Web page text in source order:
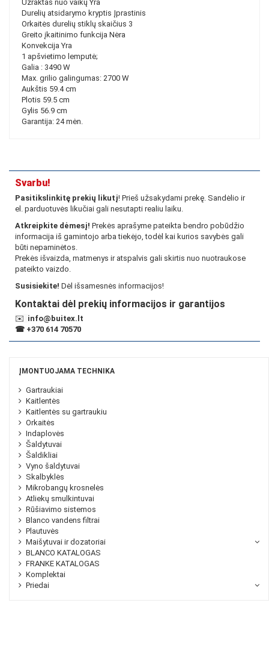
Užraktas nuo vaikų Yra
Durelių atsidarymo kryptis Įprastinis
Orkaitės durelių stiklų skaičius 3
Greito įkaitinimo funkcija Nėra
Konvekcija Yra
1 apšvietimo lemputė;
Galia : 3490 W
Max. grilio galingumas: 2700 W
Aukštis 59.4 cm
Plotis 59.5 cm
Gylis 56.9 cm
Garantija: 24 mėn.
Svarbu!
Pasitikslinkitę prekių likutį! Prieš užsakydami prekę. Sandėlio ir
el. parduotuvės likučiai gali nesutapti realiu laiku.
Atkreipkite dėmesį! Prekės aprašyme pateikta bendro pobūdžio
informacija iš gamintojo arba tiekėjo, todėl kai kurios savybės gali
būti nepaminėtos.
Prekės išvaizda, matmenys ir atspalvis gali skirtis nuo nuotraukose
pateikto vaizdo.
Susisiekite! Dėl išsamesnės informacijos!
Kontaktai dėl prekių informacijos ir garantijos
✉️ info@buitex.lt
☎ +370 614 70570
ĮMONTUOJAMA TECHNIKA
Gartraukiai
Kaitlentės
Kaitlentės su gartraukiu
Orkaitės
Indaplovės
Šaldytuvai
Šaldikliai
Vyno šaldytuvai
Skalbyklės
Mikrobangų krosnelės
Atliekų smulkintuvai
Rūšiavimo sistemos
Blanco vandens filtrai
Plautuvės
Maišytuvai ir dozatoriai
BLANCO KATALOGAS
FRANKE KATALOGAS
Komplektai
Priedai